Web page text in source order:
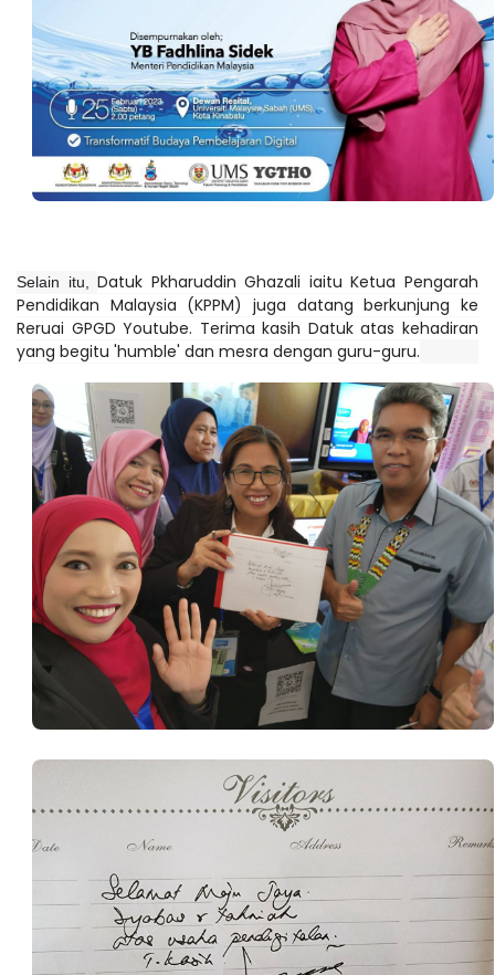
Selain itu,Datuk Pkharuddin Ghazali iaituKetua Pengarah
Pendidikan Malaysia (KPPM) juga datang berkunjung ke
Reruai GPGD Youtube. Terima kasih Datuk atas kehadiran
yang begitu 'humble' dan mesra dengan guru-guru.